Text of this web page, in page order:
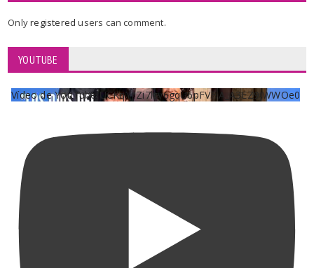
Onlyregisteredusers can comment.
YOUTUBE
Vídeo de YouTube UCKqYjiZi7lzy6gqU6pFVFiA_A3EZ9JWWOe0